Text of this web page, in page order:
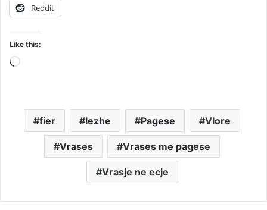
Reddit
Like this:
Loading…
fier lezhe Pagese Vlore
Vrases Vrases me pagese
Vrasje ne ecje